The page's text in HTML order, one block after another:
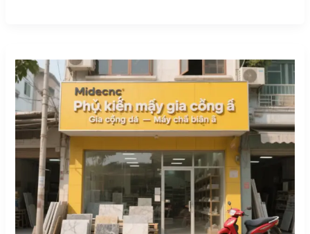
rozszerza
obsługę
posprzedażną
i
instalacyjną
w
Wietnamie
Poszukiwani
globalni
agenci